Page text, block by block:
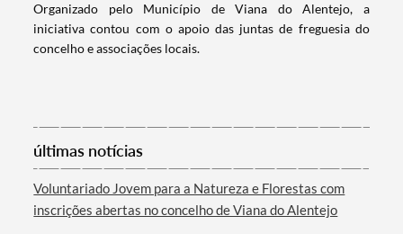
Organizado pelo Município de Viana do Alentejo, a
iniciativa contou com o apoio das juntas de freguesia do
concelho e associações locais.
últimas notícias
Voluntariado Jovem para a Natureza e Florestas com
inscrições abertas no concelho de Viana do Alentejo